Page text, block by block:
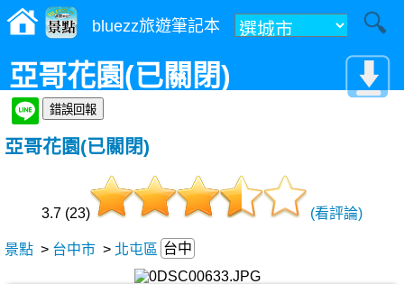
bluezz旅遊筆記本
亞哥花園(已關閉)
亞哥花園(已關閉)
3.7 (23) (看評論)
景點 > 台中市 > 北屯區 台中